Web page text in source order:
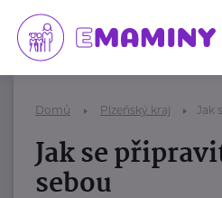
Domů Plzeňský kraj Jak
Jak se
sebou